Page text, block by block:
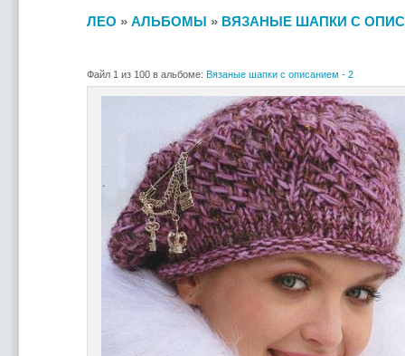
ЛЕО » АЛЬБОМЫ » ВЯЗАНЫЕ ШАПКИ С
Файл 1 из 100 в альбоме: Вязаные шапки с описанием - 2